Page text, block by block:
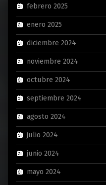
febrero 2025
enero 2025
diciembre 2024
noviembre 2024
octubre 2024
septiembre 2024
agosto 2024
julio 2024
junio 2024
mayo 2024